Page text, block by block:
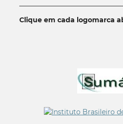
Clique em cada logomarca